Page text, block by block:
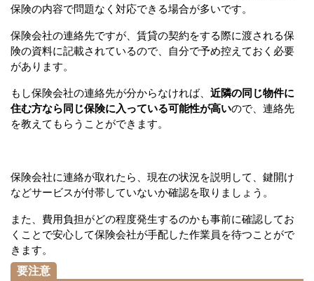
保険の内容で問題なく対応できる場合が多いです。
保険会社の連絡先ですが、賃貸の契約をする際に渡される保
険の資料に記載されているので、自分で予め控えておく必要
があります。
もし保険会社の連絡先が分からなければ、 近隣の同じ物件に
住む方なら同じ保険に入っている可能性が高いので、連絡先
を教えてもらうことができます。
保険会社に連絡が取れたら、現在の状況を説明して、鍵開け
などサービスが付帯していないか確認を取りましょう。
また、費用負担がどの程度発生するのかも事前に確認してお
くことで安心して保険会社が手配した作業員を待つことがで
きます。
要注意